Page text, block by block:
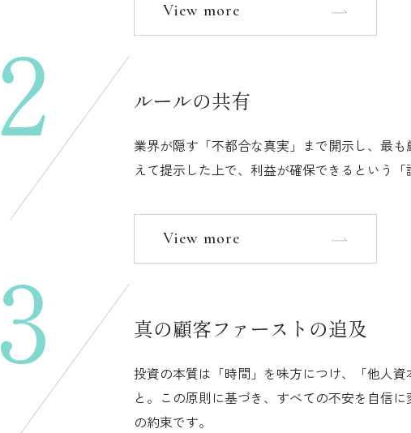
View more
2 ルールの共有
業界が隠す「不都合な真実」まで開示し、最
えて提示した上で、利益が確保できるという「
View more
3 真の顧客ファーストの追及
投資の本質は「時間」を味方につけ、「他人
と。この原則に基づき、すべての不安を自信
の約束です。